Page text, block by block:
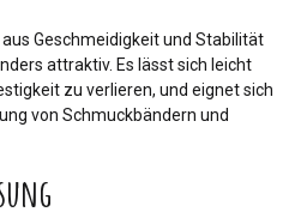
Geschmeidigkeit und Stabilität
attraktiv. Es lässt sich leicht
zu verlieren, und eignet sich
von Schmuckbändern und